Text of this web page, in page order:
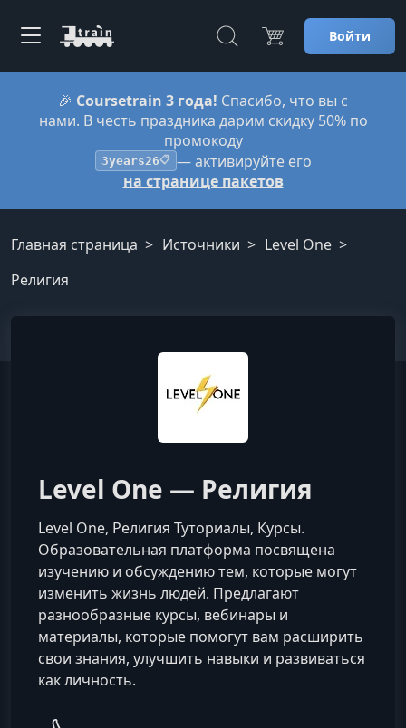
Войти
🎉 Coursetrain 3 года! Спасибо, что вы с
нами. В честь праздника дарим скидку 50% по
промокоду
3years26📋 — активируйте его
на странице пакетов
Главная страница Источники
Level One
Религия
Level One — Религия
Level One, Религия Туториалы, Курсы.
Образовательная платформа посвящена
изучению и обсуждению тем, которые могут
изменить жизнь людей. Предлагают
разнообразные курсы, вебинары и
материалы, которые помогут вам расширить
свои знания, улучшить навыки и развиваться
как личность.